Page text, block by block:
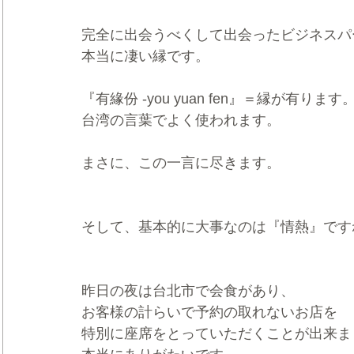
完全に出会うべくして出会ったビジネス
本当に凄い縁です。
『有緣份 -you yuan fen』＝縁が有ります
台湾の言葉でよく使われます。
まさに、この一言に尽きます。
そして、基本的に大事なのは『情熱』で
昨日の夜は台北市で会食があり、
お客様の計らいで予約の取れないお店を
特別に座席をとっていただくことが出来